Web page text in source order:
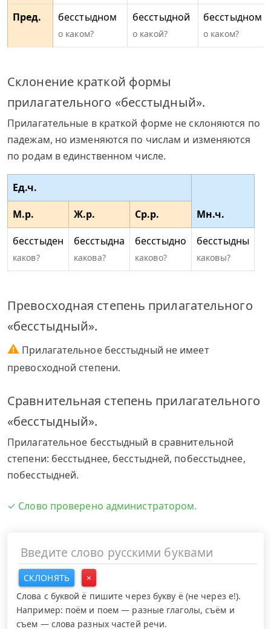
Пред. бесстыдном
о каком?
бесстыдной
о какой?
бесстыдном
о каком?
Склонение краткой формы
прилагательного «бесстыдный».
Прилагательные в краткой форме не склоняются по
падежам, но изменяются по числам и изменяются
по родам в единственном числе.
Ед.ч.
Мн.ч.
М.р. Ж.р.
Ср.р.
бесстыден
каков?
бесстыдна
какова?
бесстыдно
каково?
бесстыдны
каковы?
Превосходная степень прилагательного
«бесстыдный».
⚠ Прилагательное бесстыдный не имеет
превосходной степени.
Сравнительная степень прилагательного
«бесстыдный».
Прилагательное бесстыдный в сравнительной
степени: бесстыднее, бесстыдней, побесстыднее,
побесстыдней.
✓ Слово проверено администратором.
СКЛОНЯТЬ
×
Слова с буквой ё пишите через букву ё (не через е!).
Например: поём и поем — разные глаголы, съём и
съем — слова разных частей речи.